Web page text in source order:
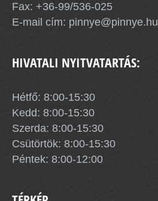
Fax: +36-99/536-025
E-mail cím: pinnye@pinnye.hu
HIVATALI NYITVATARTÁS:
Hétfő: 8:00-15:30
Kedd: 8:00-15:30
Szerda: 8:00-15:30
Csütörtök: 8:00-15:30
Péntek: 8:00-12:00